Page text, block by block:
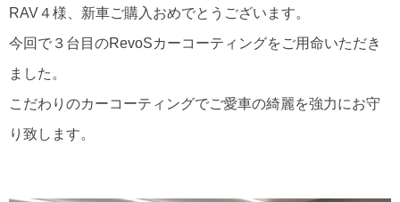
RAV４様、新車ご購入おめでとうございます。
今回で３台目のRevoSカーコーティングをご用命いただき
ました。
こだわりのカーコーティングでご愛車の綺麗を強力にお守
り致します。